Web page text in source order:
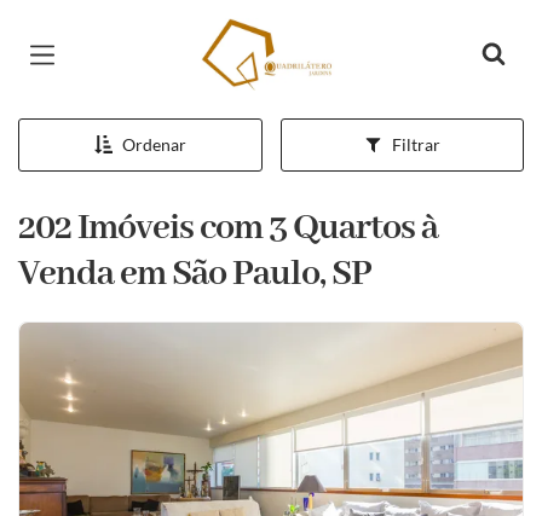
Página inicial
Ordenar Filtrar
202 Imóveis com 3 Quartos à
Venda em São Paulo, SP